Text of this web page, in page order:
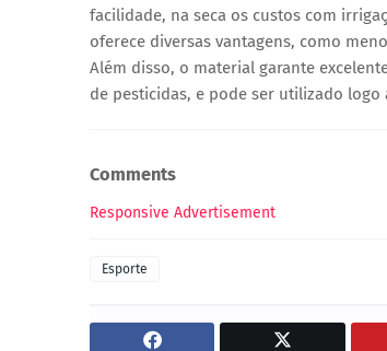
facilidade, na seca os custos com
oferece diversas vantagens, como
Além disso, o material garante
de pesticidas, e pode ser utilizado
Comments
Responsive Advertisement
Esporte